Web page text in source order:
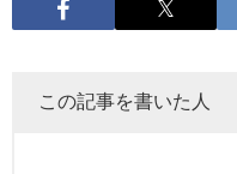
この記事を書いた人